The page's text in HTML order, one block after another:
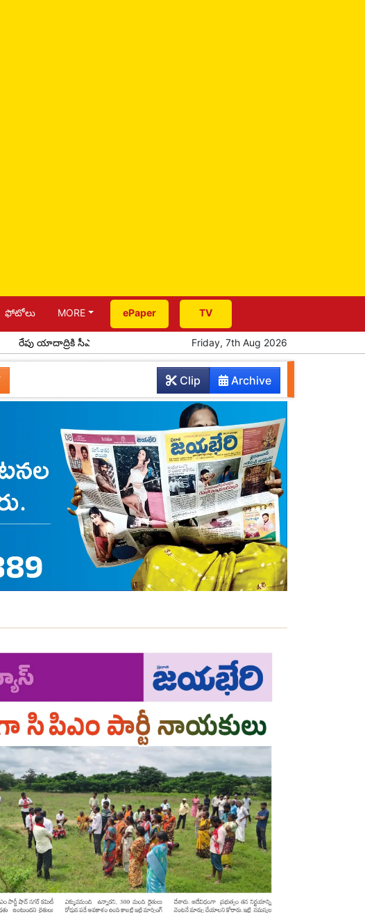
ఫోటోలు MORE ePaper TV
సీఎం రాక పూర్వ విద్యార్థుల ఆత్మీయ సమ్మేళనం ప్రతిభ చాటిన పదో తరగతి
Friday, 7th Aug 2026
Archive
Clip